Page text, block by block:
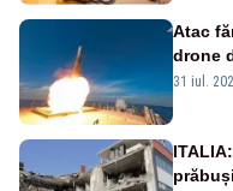
Atac
drone
31 iul.